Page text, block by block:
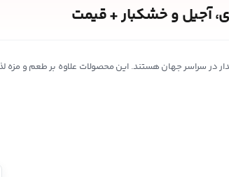
آجیل و خشکبار + قیمت
در سراسر جهان هستند. این محصولات علاوه بر طعم و مزه